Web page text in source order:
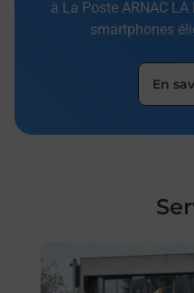
à La Poste ARNAC
smartphones
En